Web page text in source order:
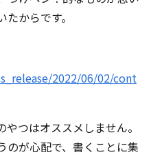
からです。
2022/06/02/cont
つはオススメしません。
のが心配で、書くことに集